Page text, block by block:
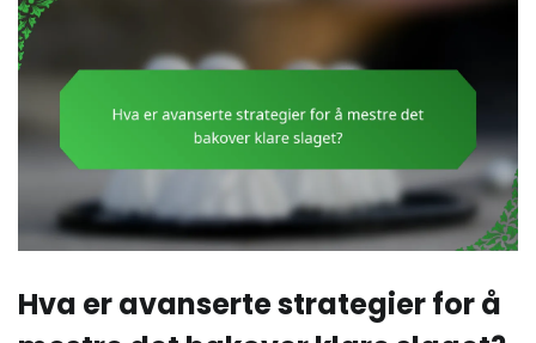
Hva er avanserte strategier for å